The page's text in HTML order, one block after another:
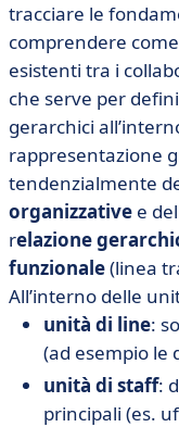
tracciare le
comprendere
esistenti tra i
che serve per
gerarchici
rappresentazione
tendenzialmente
organizzative e
relazione
funzionale(linea
All’interno delle
unità di line:
(ad esempio le
unità di staff:
principali (es.